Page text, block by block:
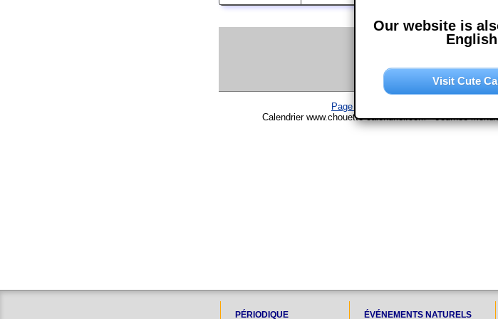
Page d'accueil
Calendrier www.chouette-calendrier.com • Journée
PÉRIODIQUE ÉVÉNEMENTS NATURELS
Our website is
Visit Cute